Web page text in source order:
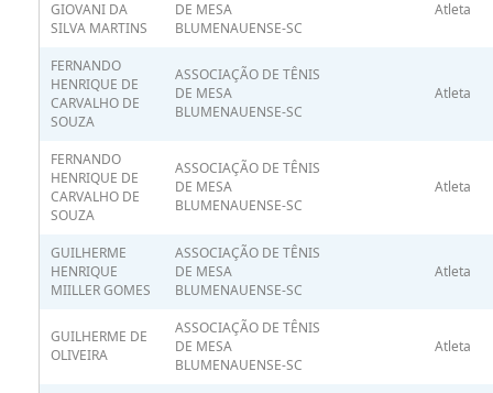
GIOVANI DA
SILVA MARTINS
DE MESA
BLUMENAUENSE-SC
Atleta
FERNANDO
HENRIQUE DE
CARVALHO DE
SOUZA
ASSOCIAÇÃO DE TÊNIS
DE MESA
BLUMENAUENSE-SC
Atleta
FERNANDO
HENRIQUE DE
CARVALHO DE
SOUZA
ASSOCIAÇÃO DE TÊNIS
DE MESA
BLUMENAUENSE-SC
Atleta
GUILHERME
HENRIQUE
MIILLER GOMES
ASSOCIAÇÃO DE TÊNIS
DE MESA
BLUMENAUENSE-SC
Atleta
GUILHERME DE
OLIVEIRA
ASSOCIAÇÃO DE TÊNIS
DE MESA
BLUMENAUENSE-SC
Atleta